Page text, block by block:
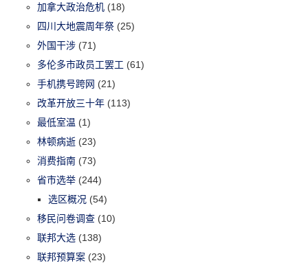
加拿大政治危机 (18)
四川大地震周年祭 (25)
外国干涉 (71)
多伦多市政员工罢工 (61)
手机携号跨网 (21)
改革开放三十年 (113)
最低室温 (1)
林顿病逝 (23)
消费指南 (73)
省市选举 (244)
选区概况 (54)
移民问卷调查 (10)
联邦大选 (138)
联邦预算案 (23)